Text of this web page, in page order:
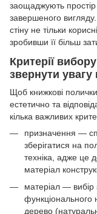
заощаджують
завершеного
стіну не тільки
зробивши її більш
Критерії
звернути
Щоб книжкові
естетично та
кілька важливих
призначення —
зберігатися на
техніка, адже це
матеріал
матеріал — вибір
функціонального
дерево